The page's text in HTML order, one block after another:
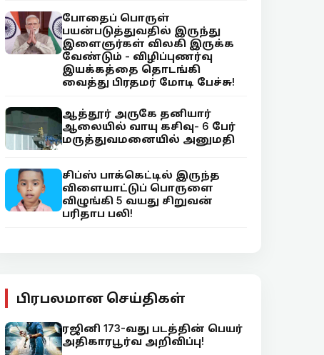
போதைப் பொருள்
பயன்படுத்துவதில் இருந்து
இளைஞர்கள் விலகி இருக்க
வேண்டும் - விழிப்புணர்வு
இயக்கத்தை தொடங்கி
வைத்து பிரதமர் மோடி பேச்சு!
ஆத்தூர் அருகே தனியார்
ஆலையில் வாயு கசிவு- 6 பேர்
மருத்துவமனையில் அனுமதி
சிப்ஸ் பாக்கெட்டில் இருந்த
விளையாட்டுப் பொருளை
விழுங்கி 5 வயது சிறுவன்
பரிதாப பலி!
பிரபலமான செய்திகள்
ரஜினி 173-வது படத்தின் பெயர்
அதிகாரபூர்வ அறிவிப்பு!